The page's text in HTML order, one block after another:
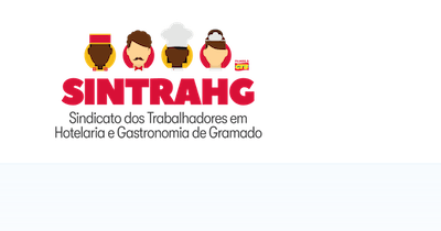
SINTRAHG